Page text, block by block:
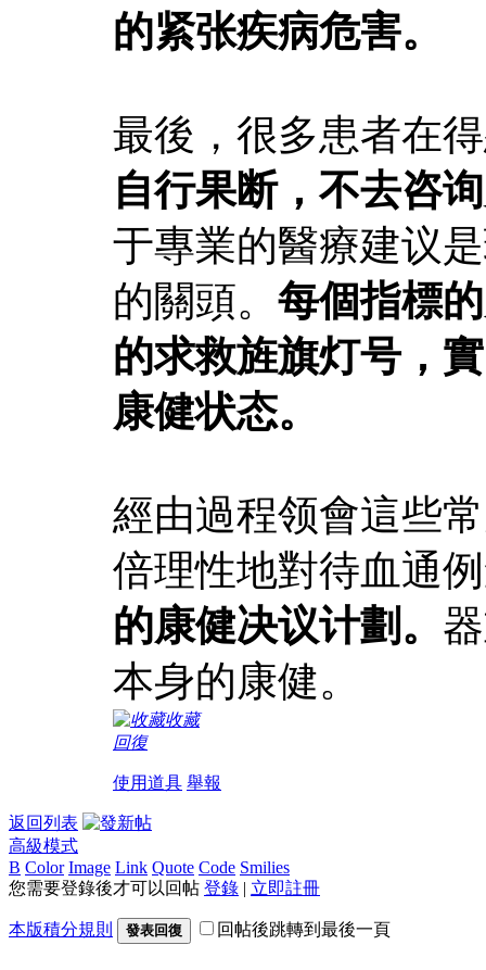
的紧张疾病危害。
最後，很多患者在
自行果断，不去咨
于專業的醫療建议
的關頭。 每個指標
的求救旌旗灯号，
康健状态。
經由過程领會這些
倍理性地對待血通
的康健决议计劃。
本身的康健。
收藏
回復
使用道具 舉報
返回列表
高級模式
B Color Image Link Quote Code Smilies
您需要登錄後才可以回帖 登錄 | 立即註冊
本版積分規則 發表回復 回帖後跳轉到最後一頁